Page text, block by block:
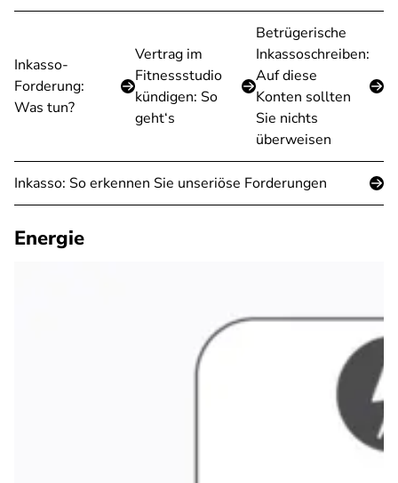
Inkasso-
Forderung:
Was tun?
Vertrag im
Fitnessstudio
kündigen: So
geht‘s
Betrügerische
Inkassoschreiben:
Auf diese
Konten sollten
Sie nichts
überweisen
Inkasso: So erkennen Sie unseriöse Forderungen
Energie